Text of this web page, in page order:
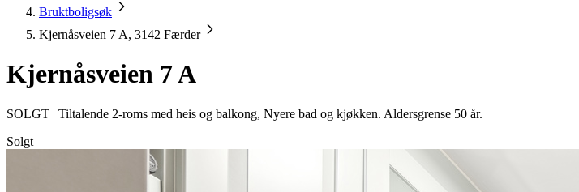
Bruktboligsøk
Kjernåsveien 7 A, 3142 Færder
Kjernåsveien 7 A
SOLGT | Tiltalende 2-roms med heis og balkong, Nyere bad og kjøkken. Aldersgrense 50 år.
Solgt